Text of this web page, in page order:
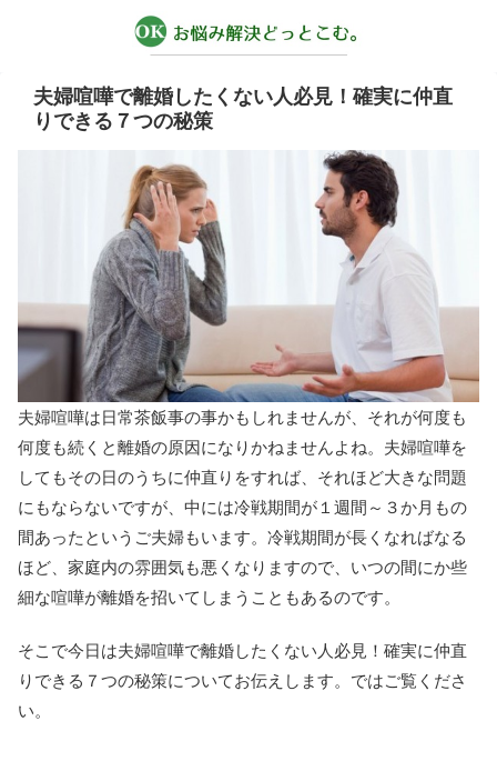
夫婦喧嘩で離婚したくない人必見！確実に仲直
りできる７つの秘策
夫婦喧嘩は日常茶飯事の事かもしれませんが、それが何度も
何度も続くと離婚の原因になりかねませんよね。夫婦喧嘩を
してもその日のうちに仲直りをすれば、それほど大きな問題
にもならないですが、中には冷戦期間が１週間～３か月もの
間あったというご夫婦もいます。冷戦期間が長くなればなる
ほど、家庭内の雰囲気も悪くなりますので、いつの間にか些
細な喧嘩が離婚を招いてしまうこともあるのです。
そこで今日は夫婦喧嘩で離婚したくない人必見！確実に仲直
りできる７つの秘策についてお伝えします。ではご覧くださ
い。